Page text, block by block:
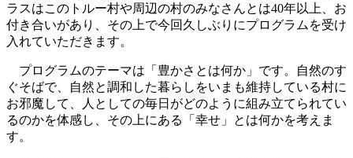
ラスはこのトルー村や周辺の村のみなさんとは40年以上、お
付き合いがあり、その上で今回久しぶりにプログラムを受け
入れていただきます。
プログラムのテーマは「豊かさとは何か」です。自然のす
ぐそばで、自然と調和した暮らしをいまも維持している村に
お邪魔して、人としての毎日がどのように組み立てられてい
るのかを体感し、その上にある「幸せ」とは何かを考えま
す。